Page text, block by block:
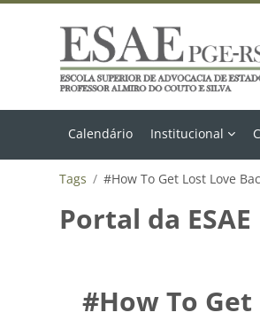
Calendário Institucional
Tags #How To Get Lost Love
Portal da ESAE
#How To